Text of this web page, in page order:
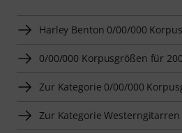
Harley Benton 0/00/000
0/00/000 Korpusgrößen für
Zur Kategorie 0/00/000
Zur Kategorie Westerngitarren